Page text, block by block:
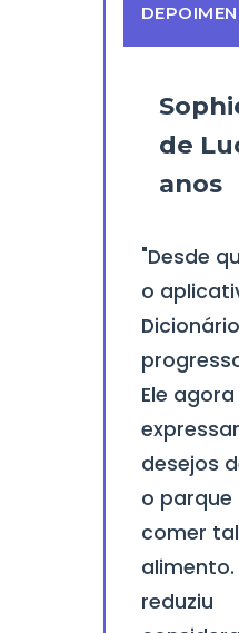
de
anos
"Desde
o
Ele
desejos
o parque
comer
alimento.
reduziu